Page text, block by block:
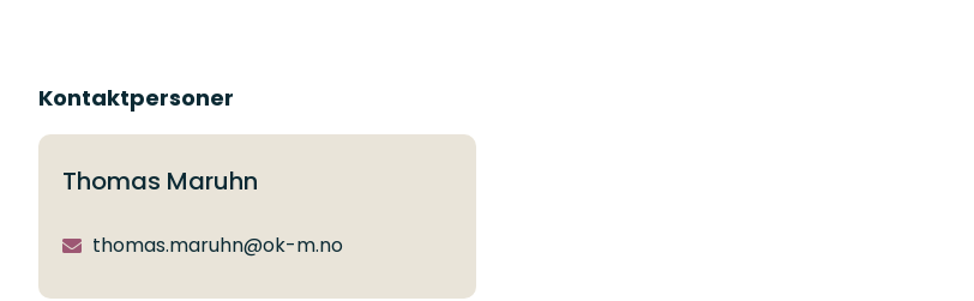
Kontaktpersoner
Thomas Maruhn
thomas.maruhn@ok-m.no